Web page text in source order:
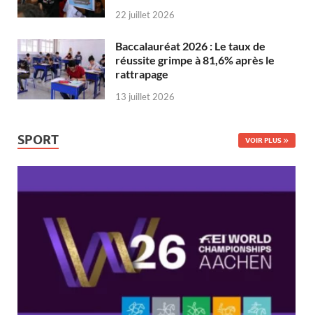
22 juillet 2026
Baccalauréat 2026 : Le taux de
réussite grimpe à 81,6% après le
rattrapage
13 juillet 2026
SPORT VOIR PLUS